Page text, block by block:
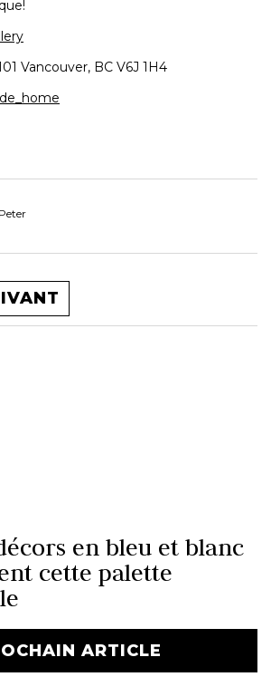
Vancouver, BC V6J 1H4
en bleu et blanc
cette palette
ARTICLE